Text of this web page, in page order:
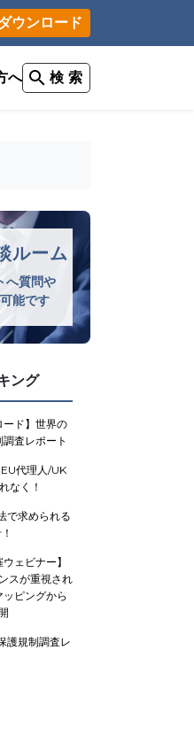
ウンロード
へ 検 索
ルーム
へ質問や
能です
ング
ード】世界の
査レポート
代理人/UK
なく！
で求められる
ェビナー】
スが重視され
ピングから
護規制調査レ